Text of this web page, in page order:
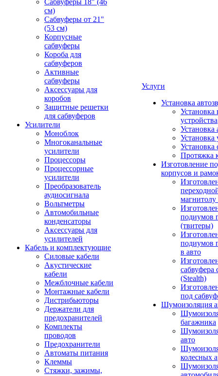
Сабвуферы 18" (46
см)
Сабвуферы от 21"
(53 см)
Корпусные
сабвуферы
Короба для
сабвуферов
Активные
сабвуферы
Аксессуары для
коробов
Защитные решетки
для сабвуферов
Усилители
Моноблок
Многоканальные
усилители
Процессоры
Процессорные
усилители
Преобразователь
аудиосигнала
Вольтметры
Автомобильные
конденсаторы
Аксессуары для
усилителей
Кабель и комплектующие
Силовые кабели
Акустические
кабели
Межблочные кабели
Монтажные кабели
Дистрибьюторы
Держатели для
предохранителей
Комплекты
проводов
Предохранители
Автоматы питания
Клеммы
Стяжки, зажимы,
Услуги
Установка
Установка
устройства
Установка
Установка
Установка
Протяжка
Изготовление
корпусов и
подиумов
(твитеры)
подиумов
в авто
сабвуфера
(Stealth)
под
Шумоизоляция
багажника
авто
колесных